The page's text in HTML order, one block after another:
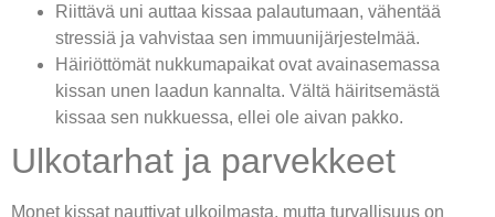
Riittävä uni auttaa kissaa palautumaan, vähentää
stressiä ja vahvistaa sen immuunijärjestelmää.
Häiriöttömät nukkumapaikat ovat avainasemassa
kissan unen laadun kannalta. Vältä häiritsemästä
kissaa sen nukkuessa, ellei ole aivan pakko.
Ulkotarhat ja parvekkeet
Monet kissat nauttivat ulkoilmasta, mutta turvallisuus on